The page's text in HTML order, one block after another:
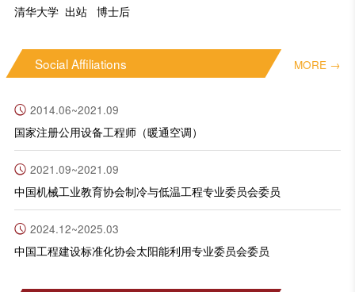
清华大学 出站 博士后
Social Affiliations MORE →
2014.06~2021.09
国家注册公用设备工程师（暖通空调）
2021.09~2021.09
中国机械工业教育协会制冷与低温工程专业委员会委员
2024.12~2025.03
中国工程建设标准化协会太阳能利用专业委员会委员